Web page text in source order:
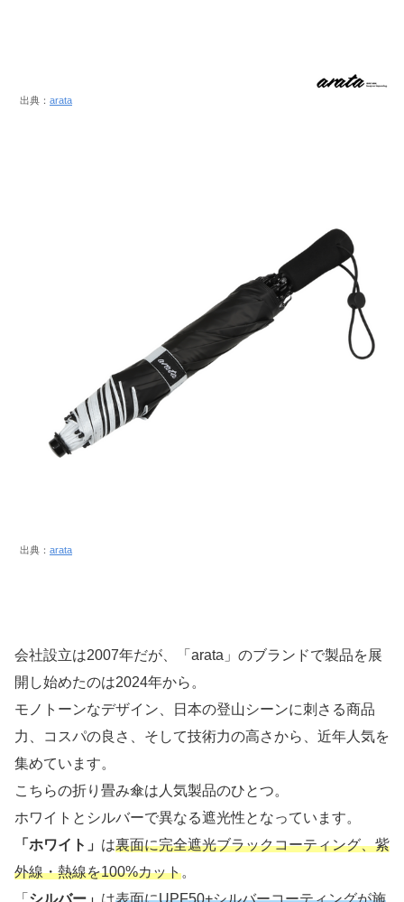
出典： arata
出典： arata
会社設立は2007年だが、「arata」のブランドで製品を展
開し始めたのは2024年から。
モノトーンなデザイン、日本の登山シーンに刺さる商品
力、コスパの良さ、そして技術力の高さから、近年人気を
集めています。
こちらの折り畳み傘は人気製品のひとつ。
ホワイトとシルバーで異なる遮光性となっています。
「ホワイト」 は裏面に完全遮光ブラックコーティング、紫
外線・熱線を100%カット。
「 シルバー」 は表面にUPF50+シルバーコーティングが施